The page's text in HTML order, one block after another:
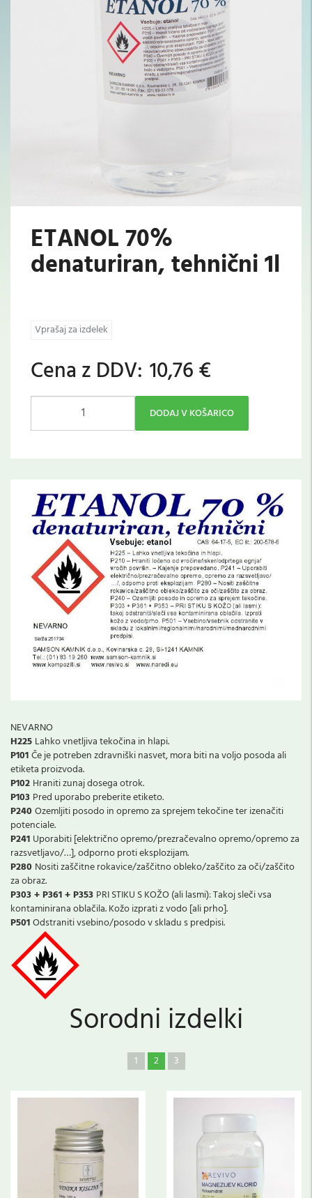
ETANOL 70%
denaturiran, tehnični 1l
Vprašaj za izdelek
Cena z DDV: 10,76 €
DODAJ V KOŠARICO
NEVARNO
H225 Lahko vnetljiva tekočina in hlapi.
P101Če je potreben zdravniški nasvet, mora biti na voljo posoda ali
etiketa proizvoda.
P102 Hraniti zunaj dosega otrok.
P103 Pred uporabo preberite etiketo.
P240Ozemljiti posodo in opremo za sprejem tekočine ter izenačiti
potenciale.
P241 Uporabiti [električno opremo/prezračevalno opremo/opremo za
razsvetljavo/…], odporno proti eksplozijam.
P280 Nositi zaščitne rokavice/zaščitno obleko/zaščito za oči/zaščito
za obraz.
P303 + P361 + P353 PRI STIKU S KOŽO (ali lasmi): Takoj sleči vsa
kontaminirana oblačila. Kožo izprati z vodo [ali prho].
P501Odstraniti vsebino/posodo v skladu s predpisi.
Sorodni izdelki
1 2 3